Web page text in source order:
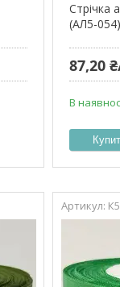
Стрічка
(АЛ5-054)
87,20
В